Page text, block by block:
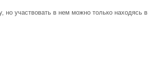
участвовать в нем можно только находясь